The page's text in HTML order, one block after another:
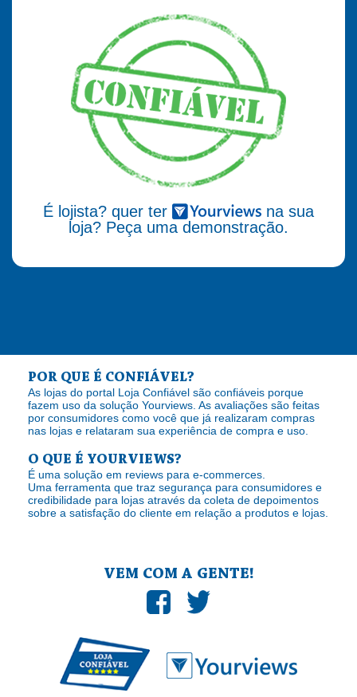
É lojista? quer ter
na sua
loja? Peça uma demonstração.
POR QUE É CONFIÁVEL?
As lojas do portal Loja Confiável são confiáveis porque
fazem uso da solução Yourviews. As avaliações são feitas
por consumidores como você que já realizaram compras
nas lojas e relataram sua experiência de compra e uso.
O QUE É YOURVIEWS?
É uma solução em reviews para e-commerces.
Uma ferramenta que traz segurança para consumidores e
credibilidade para lojas através da coleta de depoimentos
sobre a satisfação do cliente em relação a produtos e lojas.
VEM COM A GENTE!